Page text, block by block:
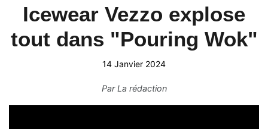
Icewear Vezzo explose
tout dans "Pouring Wok"
14 Janvier 2024
ParLa rédaction